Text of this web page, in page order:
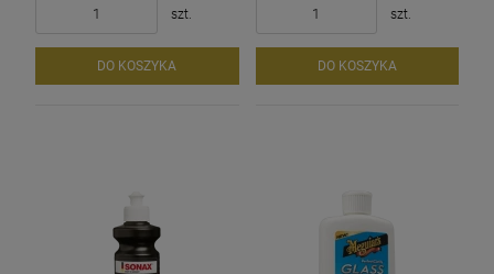
szt.
DO KOSZYKA
szt.
DO KOSZYKA